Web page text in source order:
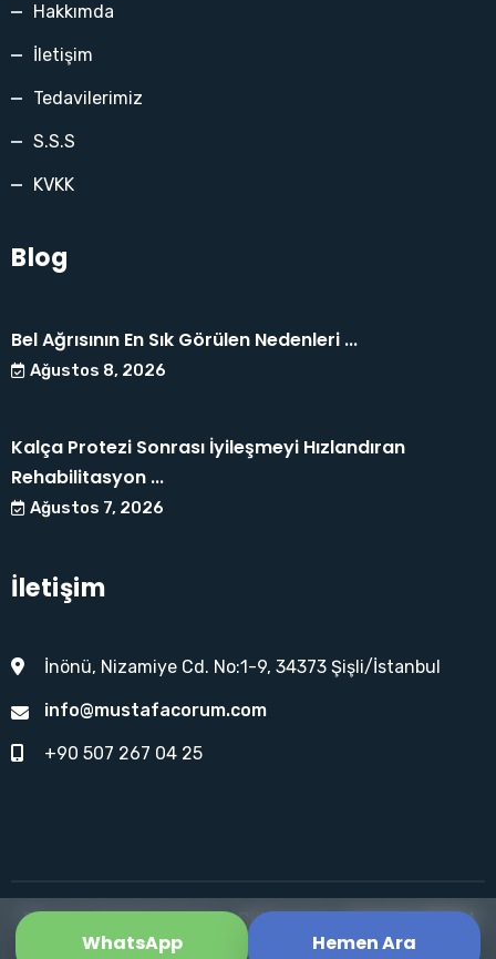
Hakkımda
İletişim
Tedavilerimiz
S.S.S
KVKK
Blog
Bel Ağrısının En Sık Görülen Nedenleri ...
Ağustos 8, 2026
Kalça Protezi Sonrası İyileşmeyi Hızlandıran
Rehabilitasyon ...
Ağustos 7, 2026
İletişim
İnönü, Nizamiye Cd. No:1-9, 34373 Şişli/İstanbul
info@mustafacorum.com
+90 507 267 04 25
Doç. Dr. Mustafa Çorum - Dijital Ajans:
Sunrise Global
© Doç. Dr. Mustafa Çorum 2026
WhatsApp Hemen Ara